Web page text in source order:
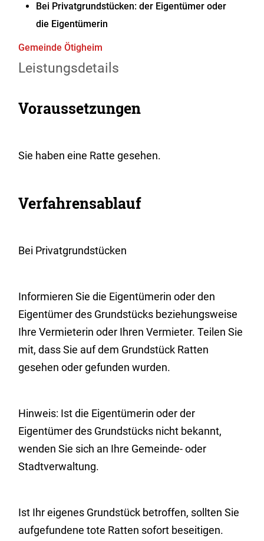
Bei Privatgrundstücken: der Eigentümer oder
die Eigentümerin
Gemeinde Ötigheim
Leistungsdetails
Voraussetzungen
Sie haben eine Ratte gesehen.
Verfahrensablauf
Bei Privatgrundstücken
Informieren Sie die Eigentümerin oder den
Eigentümer des Grundstücks beziehungsweise
Ihre Vermieterin oder Ihren Vermieter. Teilen Sie
mit, dass Sie auf dem Grundstück Ratten
gesehen oder gefunden wurden.
Hinweis: Ist die Eigentümerin oder der
Eigentümer des Grundstücks nicht bekannt,
wenden Sie sich an Ihre Gemeinde- oder
Stadtverwaltung.
Ist Ihr eigenes Grundstück betroffen, sollten Sie
aufgefundene tote Ratten sofort beseitigen.